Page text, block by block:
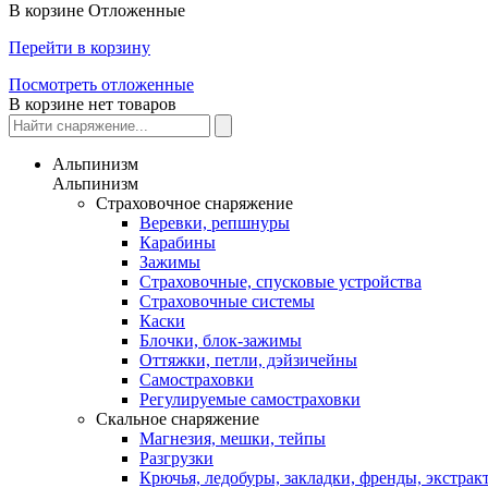
В корзине Отложенные
Перейти в корзину
Посмотреть отложенные
В корзине нет товаров
Альпинизм
Альпинизм
Страховочное снаряжение
Веревки, репшнуры
Карабины
Зажимы
Страховочные, спусковые устройства
Страховочные системы
Каски
Блочки, блок-зажимы
Оттяжки, петли, дэйзичейны
Самостраховки
Регулируемые самостраховки
Скальное снаряжение
Магнезия, мешки, тейпы
Разгрузки
Крючья, ледобуры, закладки, френды,